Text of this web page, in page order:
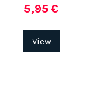
5,95 €
View